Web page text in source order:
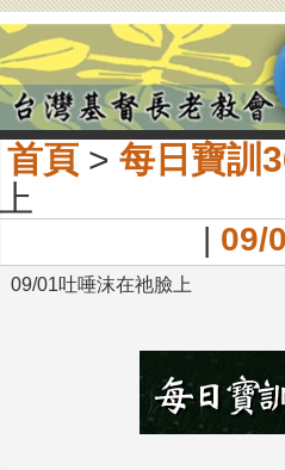
首頁 >每日寶訓
上
| 09/
09/01吐唾沫在祂臉上